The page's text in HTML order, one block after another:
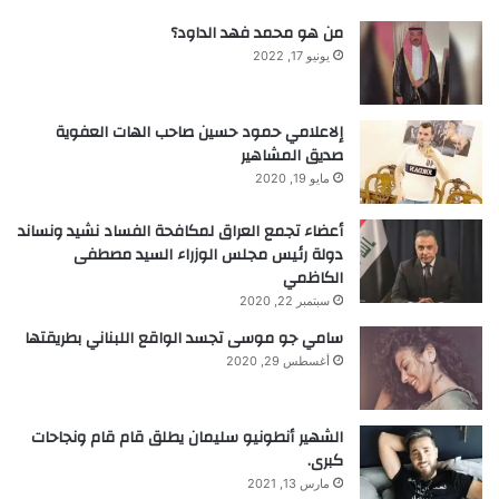
سيلعب فيه مع ماينو في فريق مانشستر
يونايتد، قال كاريك: “إنه مهاجم أكثر”. لا أراه
لاعب خط وسط. إنه هذا الخط أعلاه حيث
يحتاج إلى المزيد من الحرية.
“يمكنه الدفاع عن الخط الأعلى ولكن أعتقد أن
العمق قليلاً، حول قلوب الدفاع، هذا شيء
مختلف تمامًا. أراه يلعب بشكل أعلى قليلاً
ويخلق. أعتقد أن لديه مستقبلًا كبيرًا. أنا أحبه
حقًا، فهو يحتاج فقط إلى الصبر والقليل من
الراحة مرة أخرى.
من هو محمد فهد الداود؟
يونيو 17, 2022
إلاعلامي حمود حسين صاحب الهات العفوية
صديق المشاهير
مايو 19, 2020
أعضاء تجمع العراق لمكافحة الفساد نشيد ونساند
دولة رئيس مجلس الوزراء السيد مصطفى
الكاظمي
سبتمبر 22, 2020
سامي جو موسى تجسد الواقع اللبناني بطريقتها
أغسطس 29, 2020
الشهير أنطونيو سليمان يطلق قام قام ونجاحات
كبرى.
مارس 13, 2021